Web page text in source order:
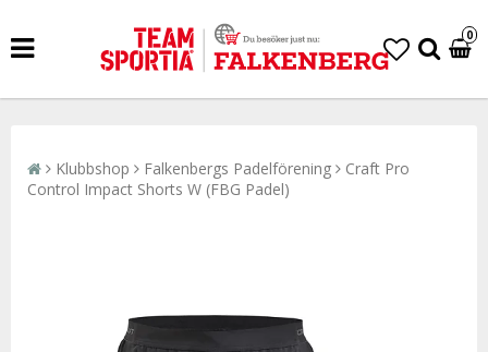
0
Klubbshop Falkenbergs Padelförening
Craft Pro
Control Impact Shorts W (FBG Padel)